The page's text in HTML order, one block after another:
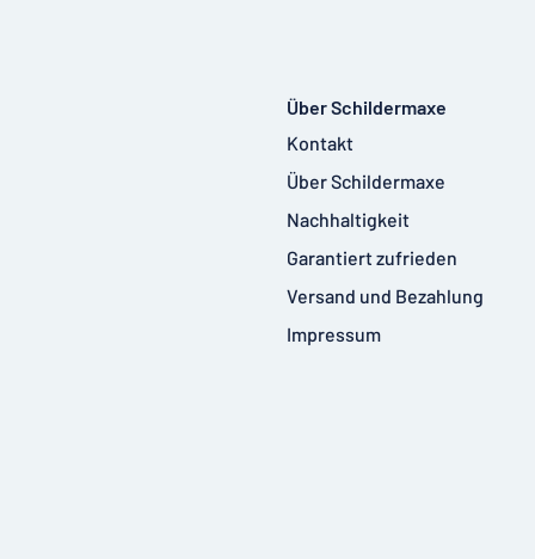
Über Schildermaxe
Kontakt
Über Schildermaxe
Nachhaltigkeit
Garantiert zufrieden
Versand und Bezahlung
Impressum